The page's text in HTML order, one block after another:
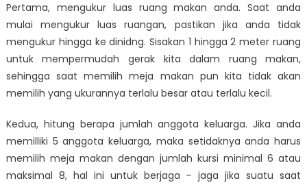
Pertama, mengukur luas ruang makan anda. Saat anda
mulai mengukur luas ruangan, pastikan jika anda tidak
mengukur hingga ke dinidng. Sisakan 1 hingga 2 meter ruang
untuk mempermudah gerak kita dalam ruang makan,
sehingga saat memilih meja makan pun kita tidak akan
memilih yang ukurannya terlalu besar atau terlalu kecil.
Kedua, hitung berapa jumlah anggota keluarga. Jika anda
memilliki 5 anggota keluarga, maka setidaknya anda harus
memilih meja makan dengan jumlah kursi minimal 6 atau
maksimal 8, hal ini untuk berjaga – jaga jika suatu saat